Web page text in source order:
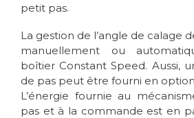
petit pas.
La gestion de l’angle de calage
manuellement ou
boîtier Constant Speed. Aussi,
de pas peut être fourni en option
L’énergie fournie au
pas et à la commande est en